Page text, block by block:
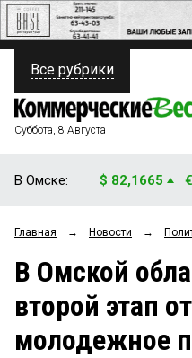
ПОЛИТИКА
ФИНАНСЫ
ОБЩЕСТВО
ЗАКОН
НОВОСТИ КОМПАНИЙ
Все рубрики
Суббота, 8 Августа
В Омске: $ 82,1665
Главная → Новости →
В Омской
второй этап
молодежное